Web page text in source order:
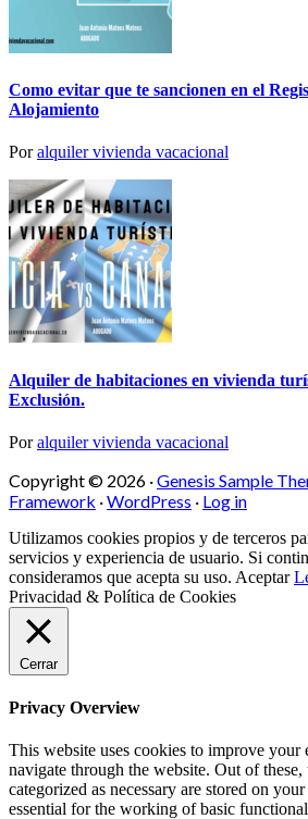
Como evitar que te sancionen en el
Alojamiento
Poralquiler vivienda vacacional
Alquiler de habitaciones en vivienda
Exclusión.
Poralquiler vivienda vacacional
Copyright © 2026 ·Genesis Sample
Framework ·WordPress · Log in
Utilizamos cookies propios y de terceros
servicios y experiencia de usuario. Si
consideramos que acepta su uso. Aceptar
Privacidad & Política de Cookies
Cerrar
Privacy Overview
This website uses cookies to improve your
navigate through the website. Out of these,
categorized as necessary are stored on
essential for the working of basic